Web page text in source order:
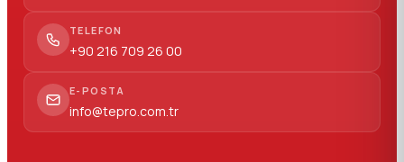
TELEFON
+90 216 709 26 00
E-POSTA
info@tepro.com.tr